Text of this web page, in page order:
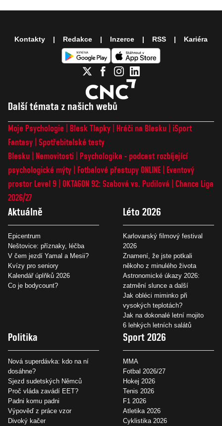
Další témata z našich webů
Moje Psychologie Blesk Tlapky Hráči na Blesku
iSport
Fantasy Spotřebitelské testy
Blesku
Nemovitosti
Psychologika - podcast rozbíjející
psychologické mýty
Fotbalové přestupy ONLINE
Eventový
prostor Level 9 OKTAGON 92: Szabová vs. Pudilová
Chance Liga
2026/27
Aktuálně
Epicentrum
Neštovice: příznaky, léčba
V čem jezdí Yamal a Mesii?
Kvízy pro seniory
Kalendář úplňků 2026
Co je bodycount?
Léto 2026
Karlovarský filmový festival
2026
Znamení, že jste potkali
někoho z minulého života
Astronomické úkazy 2026:
zatmění slunce a další
Jak obléci miminko při
vysokých teplotách?
Jak na dokonalé letní mojito
6 lehkých letních salátů
Politika
Nová superdávka: kdo na ní
dosáhne?
Sjezd sudetských Němců
Proč vláda zavádí EET?
Padni komu padni
Výpověď z práce vzor
Divoký kačer
Sport 2026
MMA
Fotbal 2026/27
Hokej 2026
Tenis 2026
F1 2026
Atletika 2026
Cyklistika 2026
Kontakty Redakce Inzerce RSS Kariéra